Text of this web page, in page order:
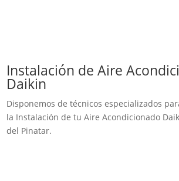
Instalación de Aire
Daikin
Disponemos de técnicos especializados
la Instalación de tu Aire Acondicionado
del Pinatar.